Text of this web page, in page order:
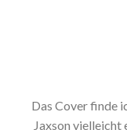
Das Cover finde
Jaxson